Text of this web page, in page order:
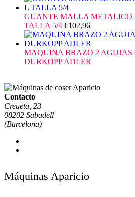
GUANTE MALLA METALICO
TALLA 5/4 €102,96
MAQUINA BRAZO 2
DURKOPP ADLER
Contacto
Creueta, 23
08202 Sabadell
(Barcelona)
Máquinas Aparicio